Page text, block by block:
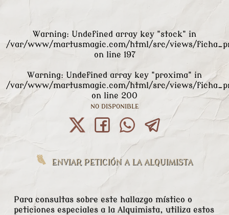
Warning: Undefined array key "stock" in
/var/www/martusmagic.com/html/src/views/
on line 197
Warning: Undefined array key "proxima" in
/var/www/martusmagic.com/html/src/views/
on line 200
NO DISPONIBLE
ENVIAR PETICIÓN A LA ALQUIMISTA
Para consultas sobre este hallazgo místico o
peticiones especiales a la Alquimista, utiliza estos